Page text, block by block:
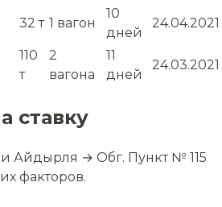
32 т 1 вагон
10
дней
24.04.2021
110
т
2
вагона
11
дней
24.03.2021
ставку
Айдырля → Обг. Пункт № 115
факторов.